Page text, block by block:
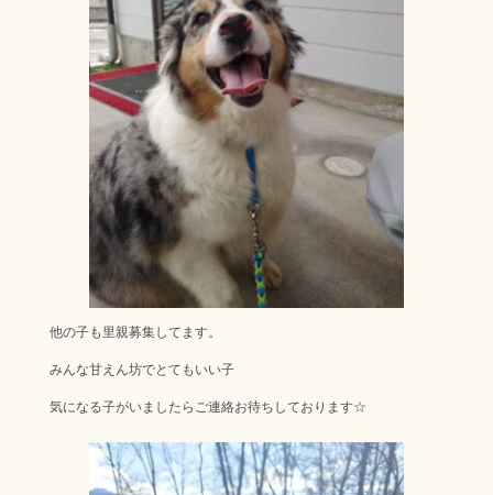
他の子も里親募集してます。
みんな甘えん坊でとてもいい子
気になる子がいましたらご連絡お待ちしております☆